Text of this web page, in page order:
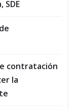
contratación
la